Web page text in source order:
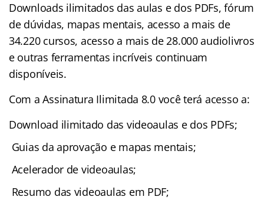
Downloads ilimitados das aulas e dos PDFs, fórum
de dúvidas, mapas mentais, acesso a mais de
34.220 cursos, acesso a mais de 28.000 audiolivros
e outras ferramentas incríveis continuam
disponíveis.
Com a Assinatura Ilimitada 8.0 você terá acesso a:
Download ilimitado das videoaulas e dos PDFs;
Guias da aprovação e mapas mentais;
Acelerador de videoaulas;
Resumo das videoaulas em PDF;